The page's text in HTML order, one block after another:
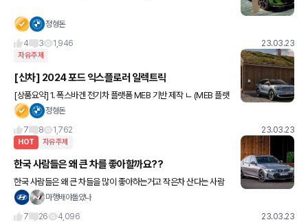
정형돈
4
3 1,946 23.03.23
자유주제
[신차] 2024 포드 익스플로러 일렉트릭
[상품요약] 1. 폭스바겐 전기차 플랫폼 MEB 기반 제작 ㄴ (MEB 플랫
폼 차량 : Q4 e트론, ID.4) 2. 내연기관 익스플로러와 전혀 다른 라인
정형돈
7
8 1,762 23.03.23
HOT 자유주제
한국 사람들은 왜 큰 차를 좋아할까요??
한국 사람들은 왜 큰 차들을 많이 좋아하는거고 작은차 산다는 사람
들한테 사지말라고 하는걸까요 ㅋㅋ 대표적인 예로 5시리즈 VS 3시
마행배야돌았나
7
26 4,096 23.03.23